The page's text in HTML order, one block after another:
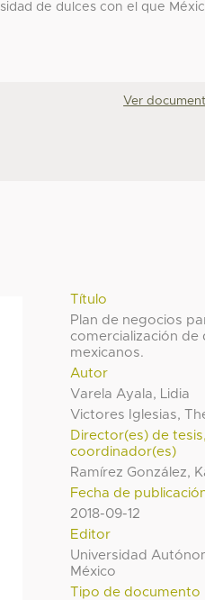
de dulces con el que
Ver
Título
Plan de negocios
comercialización de
mexicanos.
Autor
Varela Ayala, Lidia
Victores Iglesias,
Director(es) de
coordinador(es)
Ramírez González,
Fecha de
2018-09-12
Editor
Universidad
México
Tipo de documento